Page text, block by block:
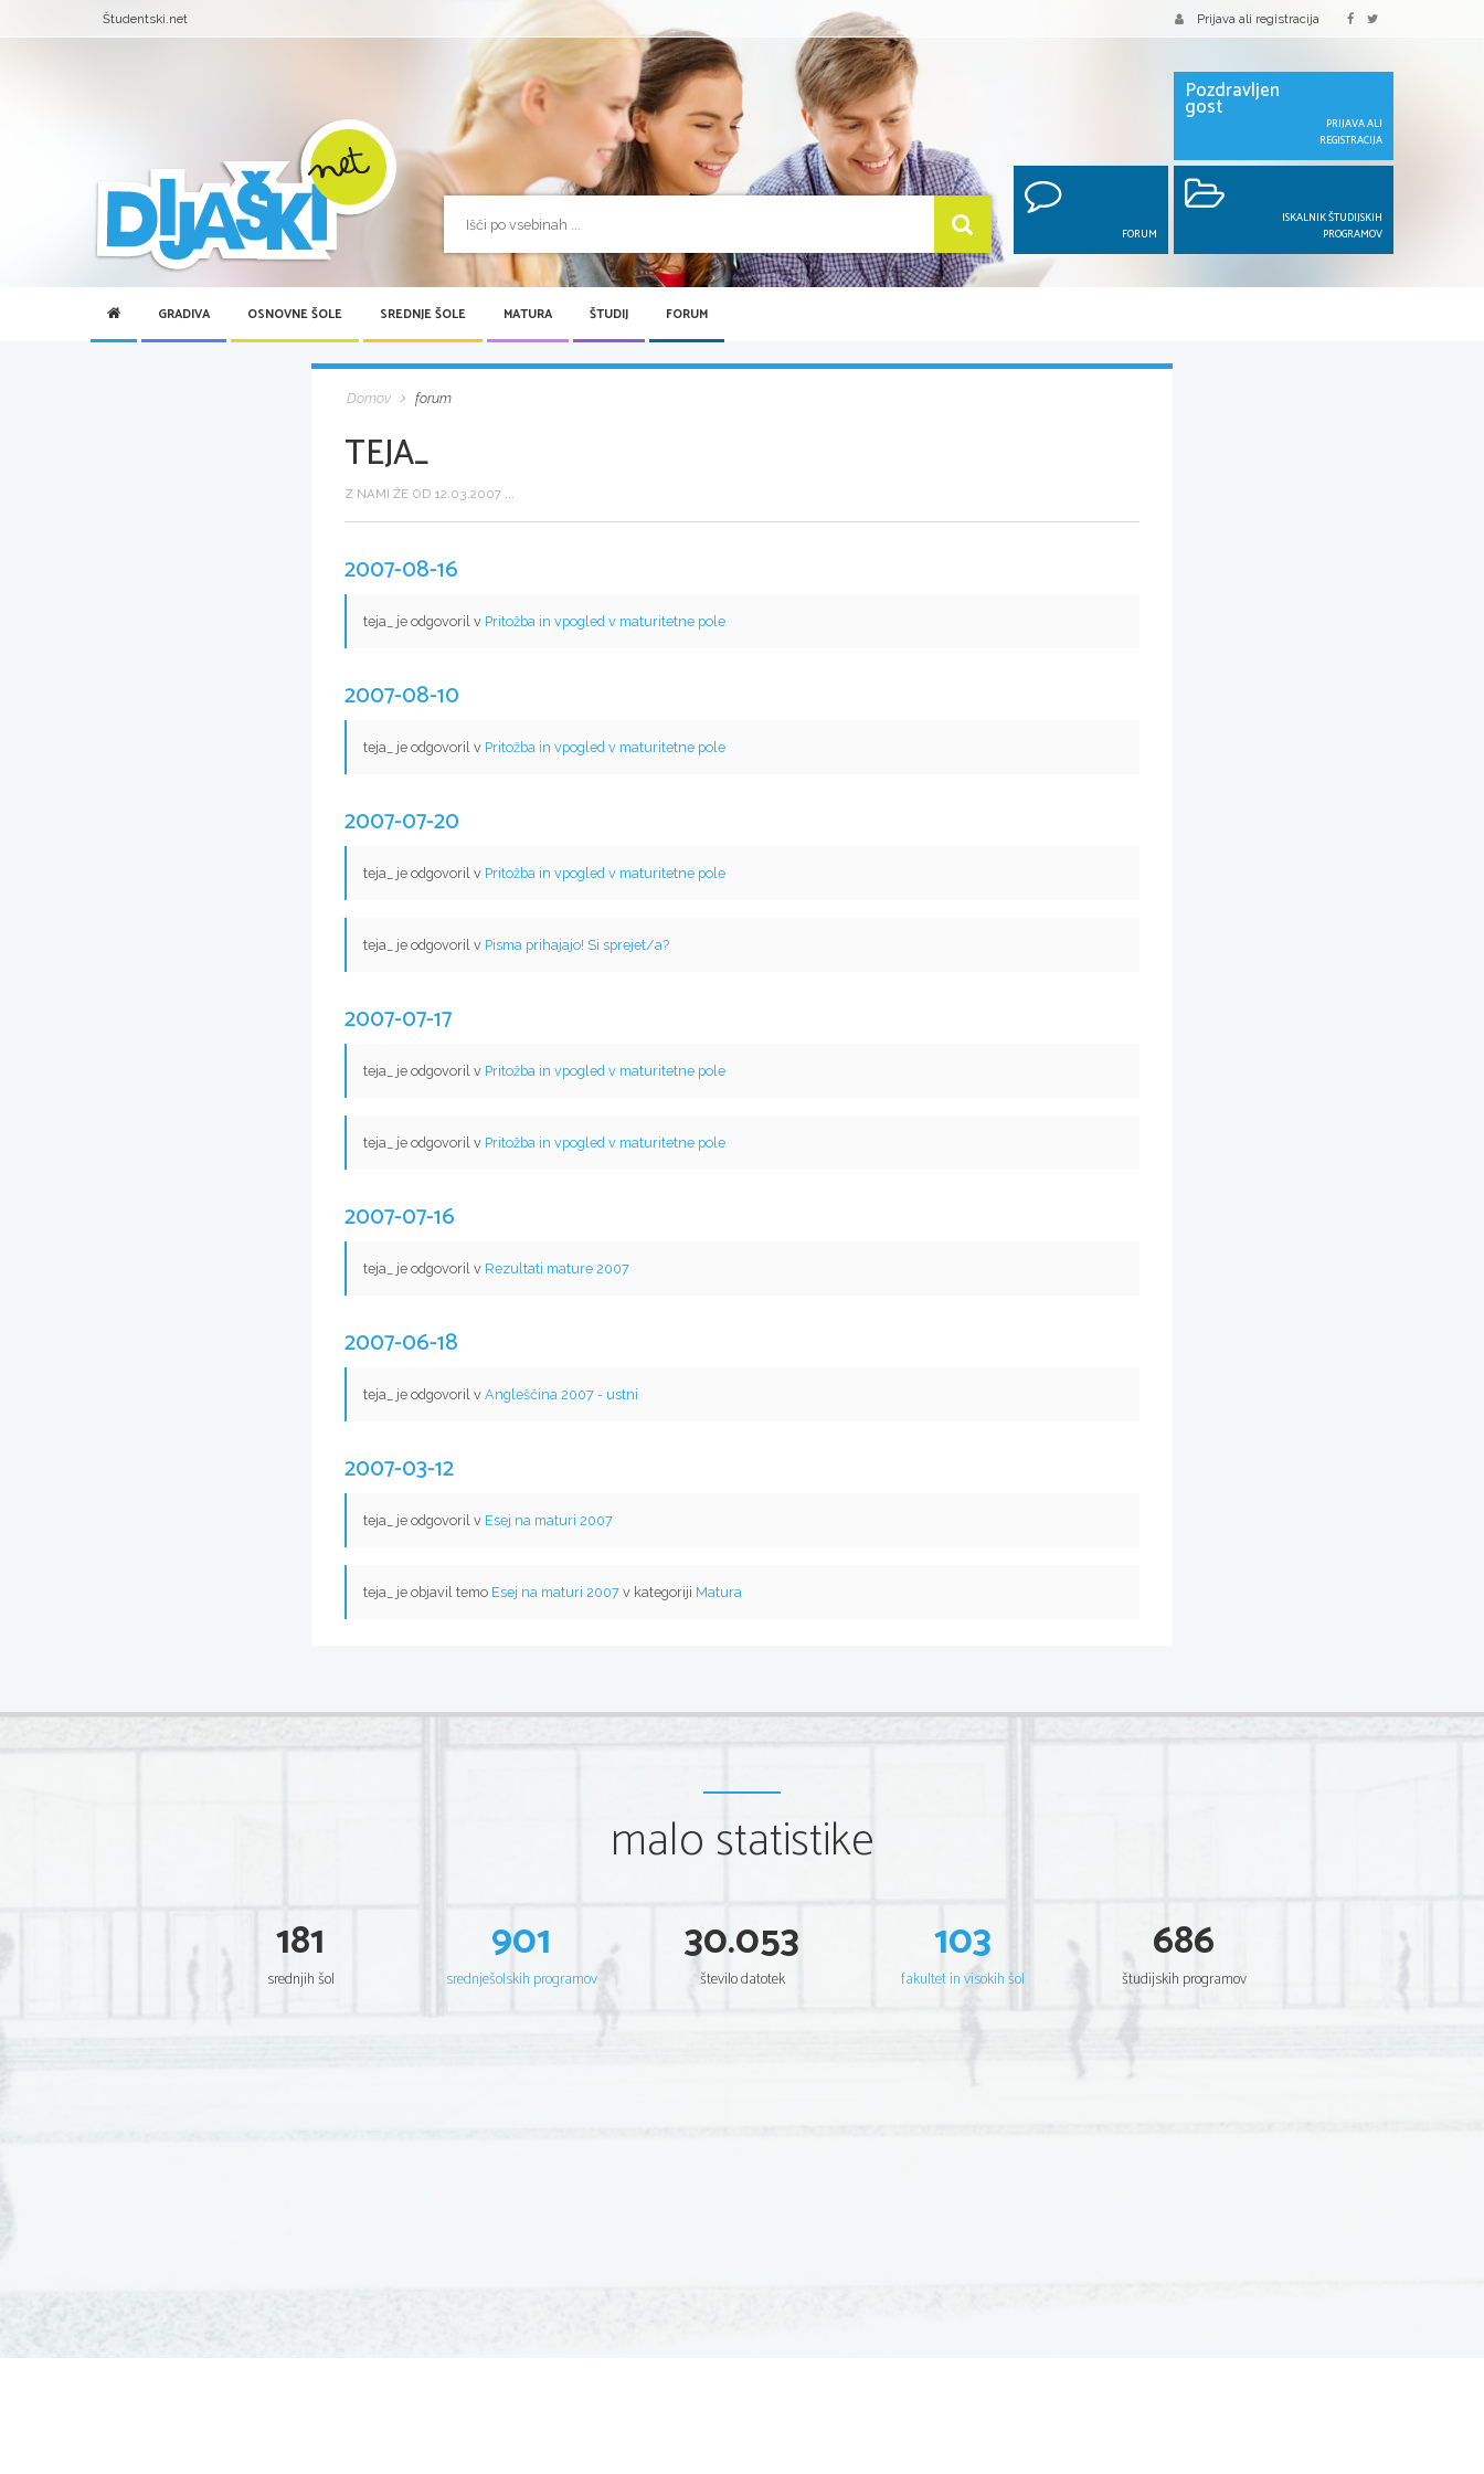
Študentski.net Prijava ali registracija
Pozdravljen
gost
PRIJAVA ALI
REGISTRACIJA
FORUM
ISKALNIK ŠTUDIJSKIH
PROGRAMOV
GRADIVA OSNOVNE ŠOLE SREDNJE ŠOLE MATURA ŠTUDIJ FORUM
Domov forum
TEJA_
Z NAMI ŽE OD 12.03.2007 ...
2007-08-16
teja_ je odgovoril v Pritožba in vpogled v maturitetne pole
2007-08-10
teja_ je odgovoril v Pritožba in vpogled v maturitetne pole
2007-07-20
teja_ je odgovoril v Pritožba in vpogled v maturitetne pole
teja_ je odgovoril v Pisma prihajajo! Si sprejet/a?
2007-07-17
teja_ je odgovoril v Pritožba in vpogled v maturitetne pole
teja_ je odgovoril v Pritožba in vpogled v maturitetne pole
2007-07-16
teja_ je odgovoril v Rezultati mature 2007
2007-06-18
teja_ je odgovoril v Angleščina 2007 - ustni
2007-03-12
teja_ je odgovoril v Esej na maturi 2007
teja_ je objavil temo Esej na maturi 2007 v kategoriji Matura
malo statistike
181
srednjih šol
901
srednješolskih programov
30.053
število datotek
103
fakultet in visokih šol
686
študijskih programov